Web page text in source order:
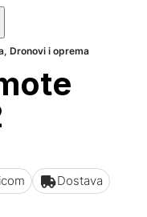
,Dronovi i oprema
Dostava